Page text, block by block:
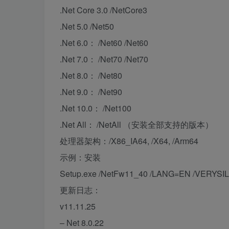
.Net Core 3.0 /NetCore3
.Net 5.0 /Net50
.Net 6.0： /Net60 /Net60
.Net 7.0： /Net70 /Net70
.Net 8.0： /Net80
.Net 9.0： /Net90
.Net 10.0： /Net100
.Net All： /NetAll （安装全部支持的版本）
处理器架构：/X86_IA64, /X64, /Arm64
示例：安装
Setup.exe /NetFw11_40 /LANG=EN /
更新日志：
v11.11.25
– Net 8.0.22